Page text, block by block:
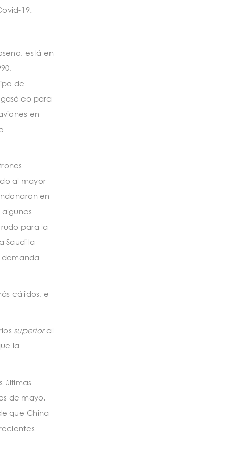
19.
está en
de
para
en
al mayor
en
para la
Saudita
demanda
cálidos, e
superioral
la
últimas
de mayo.
que China